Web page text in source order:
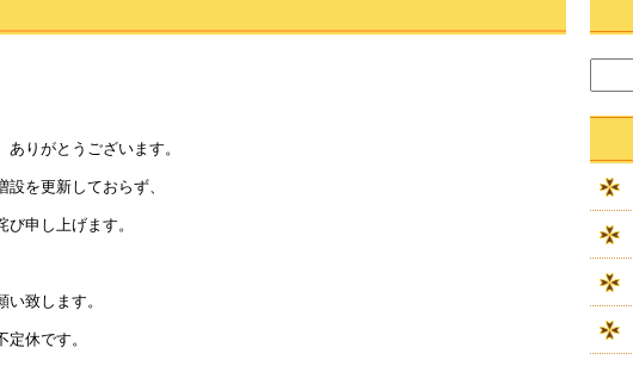
りがとうございます。
を更新しておらず、
申し上げます。
致します。
休です。